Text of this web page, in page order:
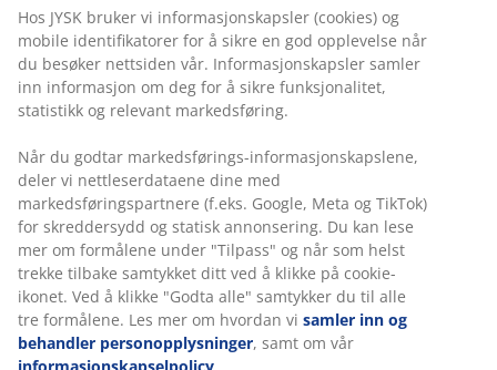
Varenr.: 3670589
Monteringsanvisning
Spesifikasjoner
Omtaler
(5)
Hos JYSK bruker vi informasjonskapsler (cookies) og
mobile identifikatorer for å sikre en god opplevelse når
du besøker nettsiden vår. Informasjonskapsler samler
inn informasjon om deg for å sikre funksjonalitet,
statistikk og relevant markedsføring.
Når du godtar markedsførings-informasjonskapslene,
deler vi nettleserdataene dine med
markedsføringspartnere (f.eks. Google, Meta og TikTok)
for skreddersydd og statisk annonsering. Du kan lese
mer om formålene under "Tilpass" og når som helst
trekke tilbake samtykket ditt ved å klikke på cookie-
ikonet. Ved å klikke "Godta alle" samtykker du til alle
tre formålene. Les mer om hvordan vi samler inn og
behandler personopplysninger, samt om vår